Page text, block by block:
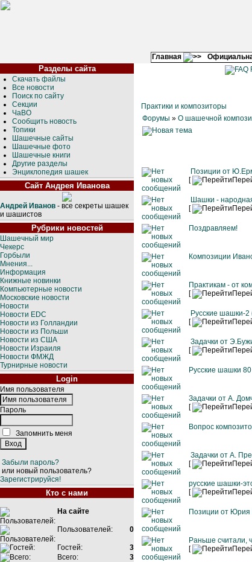
Главная
Разделы сайта
Скачать файлы
Все новости
Поиск по сайту
Секции
ЧаВО
Сообщить новость
Топики
Шашечные сайты
Шашечные фото
Шашечные книги
Другие разделы
Энциклопедия шашек
Сайт Андрея Иванова
Андрей Иванов - все секреты шашек
и шашистов
Рубрики новостей
Шашечный мир
Чекерс
Горбыли
Мнения...
Информация
Книжные новинки
Компьютерные новости
Московские новости
Новости
Новости EDC
Новости из Голландии
Новости из Польши
Новости из США
Новости Израиля
Новости ФМЖД
Турнирные новости
Login
Имя пользователя
Пароль
Запомнить меня
Забыли пароль?
или новый пользователь?
Зарегистрируйся!
Кто с нами
На сайте
Пользователей: 0
Гостей:
3
Всего:
3
Практики и композиторы
Форумы » О шашечной
Позиции от
[
Шашки -
[
Поздравляем!
Композиции
Практикам - от
[
Русские шашки-2
[
Задачки от
[
Русские шашки 80
Задачки от А.
[
Вопрос
Задачки от А.
[
русские шашки-
[
Позиции от Юрия
Раньше считали,
[